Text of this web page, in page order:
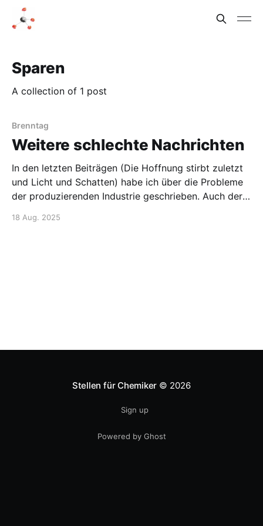
Sparen
A collection of 1 post
Brenntag
Weitere schlechte Nachrichten
In den letzten Beiträgen (Die Hoffnung stirbt zuletzt
und Licht und Schatten) habe ich über die Probleme
der produzierenden Industrie geschrieben. Auch der
berichtet, ist der Gewinn von Brenntag eingebrochen.
18 Aug. 2025
Stellen für Chemiker © 2026
Sign up
Powered by Ghost